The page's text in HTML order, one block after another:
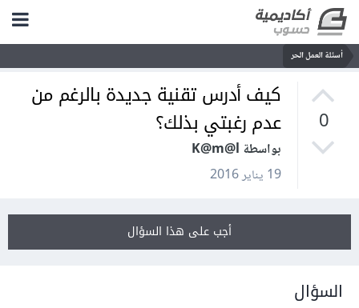
أسئلة العمل الحر
0
كيف أدرس تقنية جديدة بالرغم من
عدم رغبتي بذلك؟
بواسطة K@m@l
19 يناير 2016
أجب على هذا السؤال
السؤال